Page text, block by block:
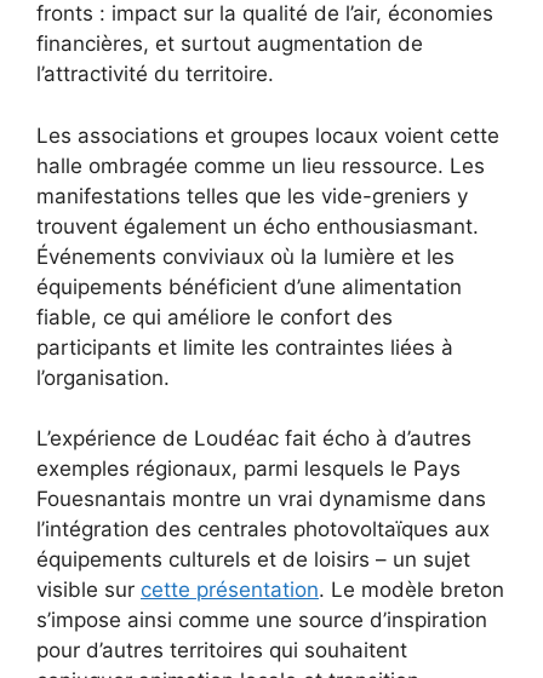
fronts : impact sur la qualité de l’air, économies
financières, et surtout augmentation de
l’attractivité du territoire.
Les associations et groupes locaux voient cette
halle ombragée comme un lieu ressource. Les
manifestations telles que les vide-greniers y
trouvent également un écho enthousiasmant.
Événements conviviaux où la lumière et les
équipements bénéficient d’une alimentation
fiable, ce qui améliore le confort des
participants et limite les contraintes liées à
l’organisation.
L’expérience de Loudéac fait écho à d’autres
exemples régionaux, parmi lesquels le Pays
Fouesnantais montre un vrai dynamisme dans
l’intégration des centrales photovoltaïques aux
équipements culturels et de loisirs – un sujet
visible sur cette présentation. Le modèle breton
s’impose ainsi comme une source d’inspiration
pour d’autres territoires qui souhaitent